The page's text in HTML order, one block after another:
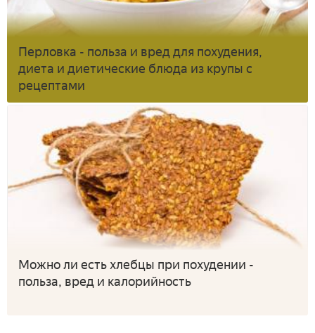
Перловка - польза и вред для похудения,
диета и диетические блюда из крупы с
рецептами
Можно ли есть хлебцы при похудении -
польза, вред и калорийность